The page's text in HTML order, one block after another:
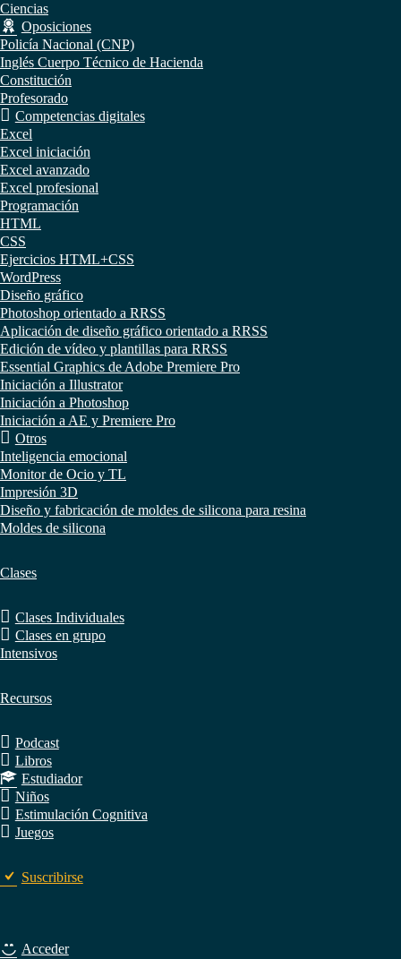
Ciencias
Oposiciones
Policía Nacional (CNP)
Inglés Cuerpo Técnico de Hacienda
Constitución
Profesorado
Competencias digitales
Excel
Excel iniciación
Excel avanzado
Excel profesional
Programación
HTML
CSS
Ejercicios HTML+CSS
WordPress
Diseño gráfico
Photoshop orientado a RRSS
Aplicación de diseño gráfico orientado a RRSS
Edición de vídeo y plantillas para RRSS
Essential Graphics de Adobe Premiere Pro
Iniciación a Illustrator
Iniciación a Photoshop
Iniciación a AE y Premiere Pro
Otros
Inteligencia emocional
Monitor de Ocio y TL
Impresión 3D
Diseño y fabricación de moldes de silicona para resina
Moldes de silicona
Clases
Clases Individuales
Clases en grupo
Intensivos
Recursos
Podcast
Libros
Estudiador
Niños
Estimulación Cognitiva
Juegos
Suscribirse
Acceder